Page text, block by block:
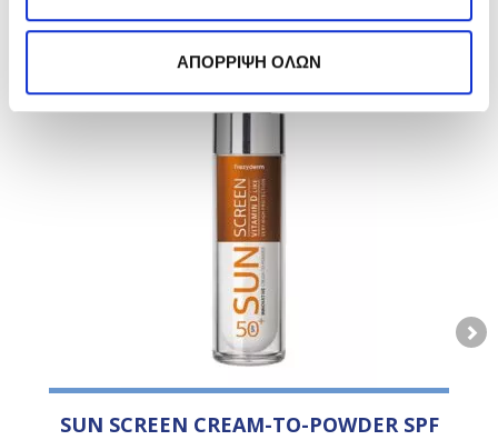
ΑΠΟΡΡΙΨΗ ΟΛΩΝ
FIND WHAT SUITS YOU